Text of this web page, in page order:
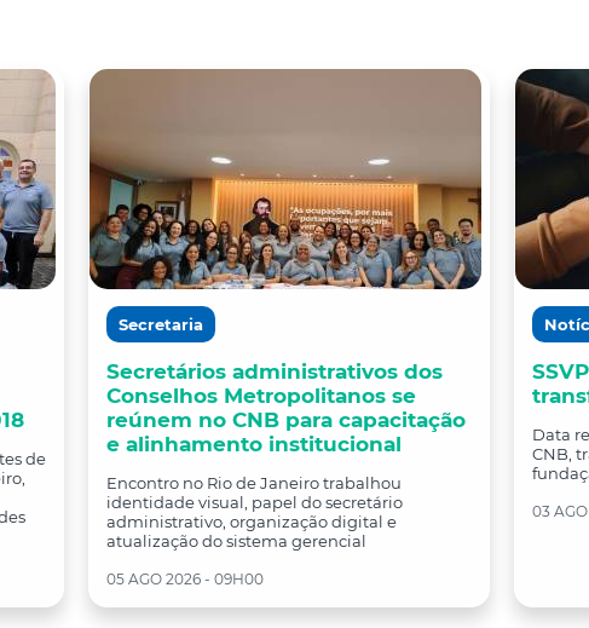
de
Secretaria
Secretários administrativos dos
Conselhos Metropolitanos se
reúnem no CNB para capacitação
e alinhamento institucional
Encontro no Rio de Janeiro trabalhou
identidade visual, papel do secretário
administrativo, organização digital e
atualização do sistema gerencial
05 AGO 2026 - 09H00
Data
CNB,
03